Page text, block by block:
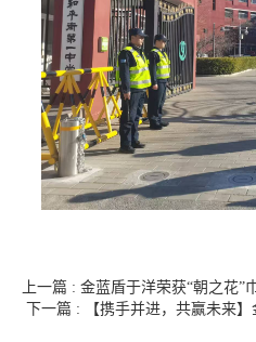
上一篇 : 金蓝盾于洋荣获“朝之花
下一篇 : 【携手并进，共赢未来